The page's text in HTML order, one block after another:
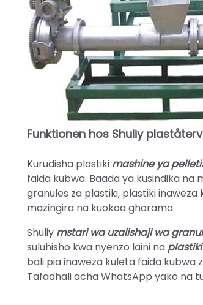
Funktionen hos Shuliy
Kurudisha plastiki mashine ya
faida kubwa. Baada ya kusindika na
granules za plastiki, plastiki
mazingira na kuokoa gharama.
Shuliy mstari wa uzalishaji wa
suluhisho kwa nyenzo laini na
bali pia inaweza kuleta faida kubwa
Tafadhali acha WhatsApp yako na